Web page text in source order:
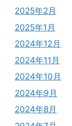
2025年2月
2025年1月
2024年12月
2024年11月
2024年10月
2024年9月
2024年8月